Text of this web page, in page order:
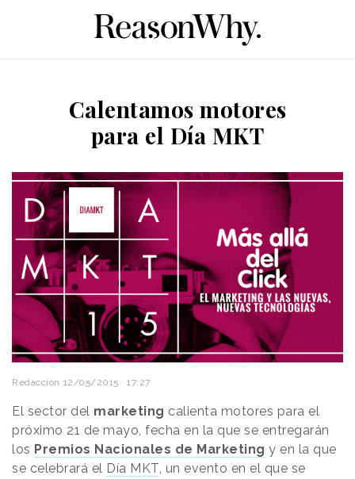
Calentamos motores
para el Día MKT
Redacción 12/05/2015 · 17:27
El sector del marketing calienta motores para el
próximo 21 de mayo, fecha en la que se entregarán
los Premios Nacionales de Marketing y en la que
se celebrará el Día MKT, un evento en el que se